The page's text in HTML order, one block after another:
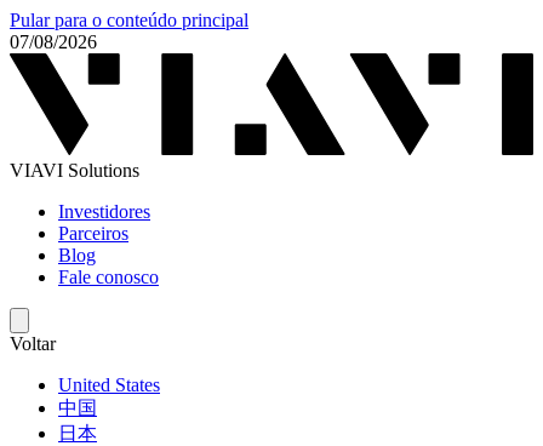
Pular para o conteúdo principal
07/08/2026
VIAVI Solutions
Investidores
Parceiros
Blog
Fale conosco
Voltar
United States
中国
日本